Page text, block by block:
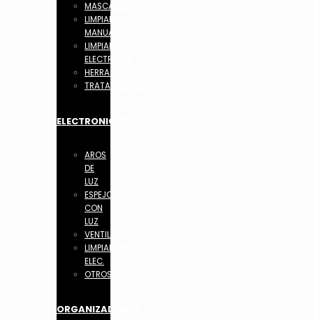
MASCARILLAS
LIMPIADORES
MANUAL
LIMPIADORES
ELECTRICOS
HERRAMIENTAS
TRATAMIENTOS
ELECTRONICOS
AROS
DE
LUZ
ESPEJOS
CON
LUZ
VENTILADOR
LIMPIADORES
ELEC.
OTROS
ORGANIZADORES